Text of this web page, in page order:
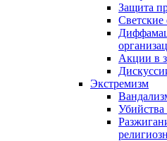
Защита
Светские
Акции в
Экстремизм
Убийства